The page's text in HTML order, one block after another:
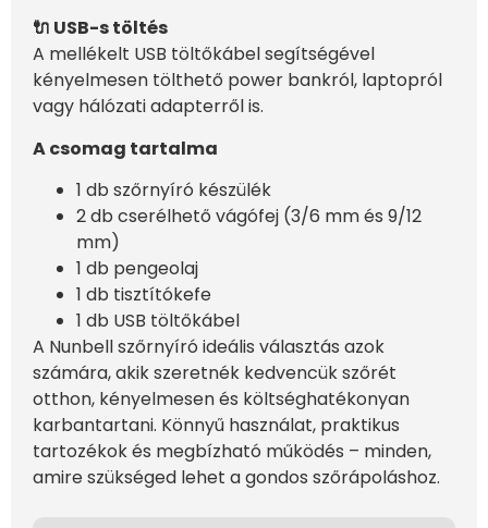
🔌 USB-s töltés
A mellékelt USB töltőkábel segítségével
kényelmesen tölthető power bankról, laptopról
vagy hálózati adapterről is.
A csomag tartalma
1 db szőrnyíró készülék
2 db cserélhető vágófej (3/6 mm és 9/12
mm)
1 db pengeolaj
1 db tisztítókefe
1 db USB töltőkábel
A Nunbell szőrnyíró ideális választás azok
számára, akik szeretnék kedvencük szőrét
otthon, kényelmesen és költséghatékonyan
karbantartani. Könnyű használat, praktikus
tartozékok és megbízható működés – minden,
amire szükséged lehet a gondos szőrápoláshoz.